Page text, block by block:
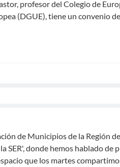
profesor del Colegio de
(DGUE), tiene un convenio
de Municipios de la Región
SER', donde hemos hablado de
que los martes